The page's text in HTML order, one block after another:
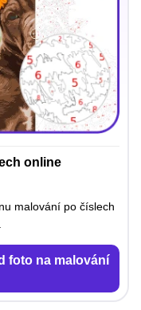
online
malování po číslech
foto na malování